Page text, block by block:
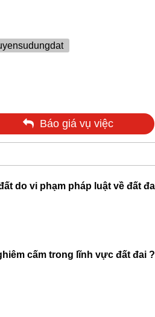
Báo giá vụ việc
do vi phạm pháp luật về đất
cấm trong lĩnh vực đất đai ?